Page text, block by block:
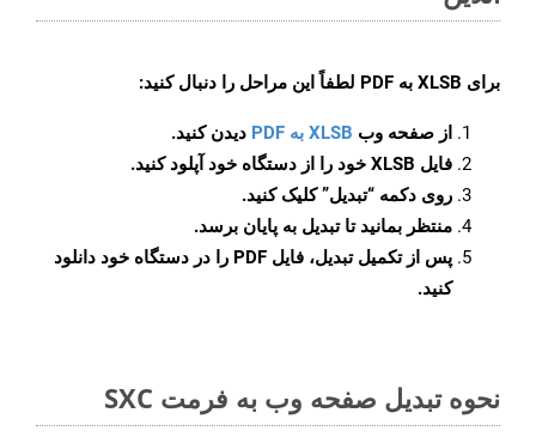
برای XLSB به PDF لطفاً این مراحل را دنبال کنید:
از صفحه وب XLSB به PDF
دیدن کنید.
فایل XLSB خود را از دستگاه خود آپلود کنید.
روی دکمه “تبدیل”کلیک کنید.
منتظر بمانید تا تبدیل به پایان برسد.
پس از تکمیل تبدیل، فایل PDF را در دستگاه خود دانلود
کنید.
نحوه تبدیل صفحه وب به فرمت SXC